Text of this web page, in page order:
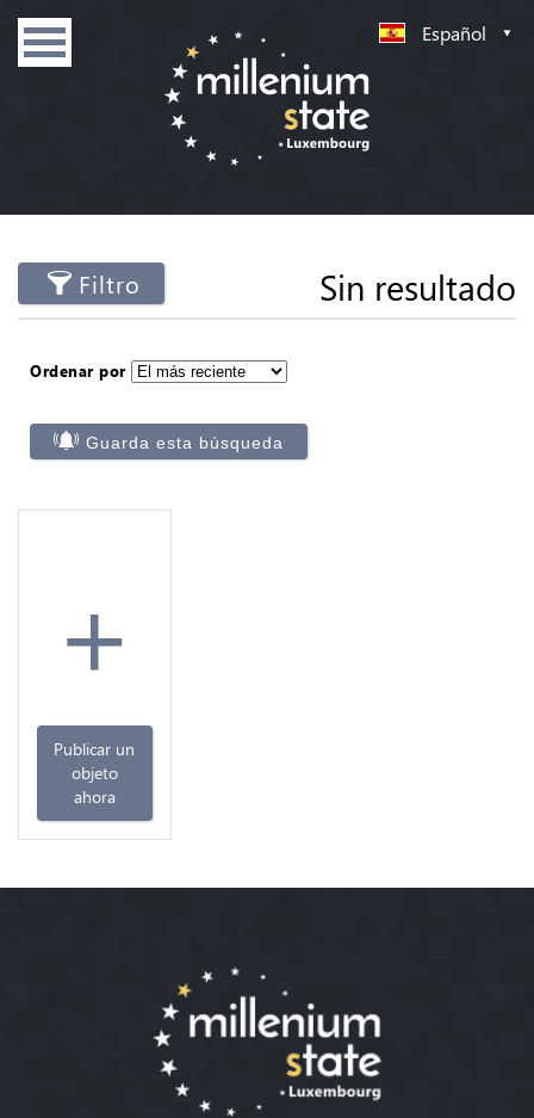
Español
Filtro Sin resultado
Ordenar por
Guarda esta búsqueda
+
Publicar un
objeto
ahora